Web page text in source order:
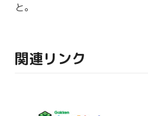
と。
関連リンク